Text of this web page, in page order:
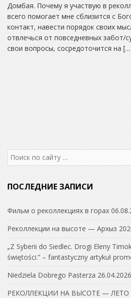
Домбая. Почему я участвую в
всего помогает мне сблизится с
контакт, навести порядок своих
отвлечься от повседневных забот/
свои вопросы, сосредоточится на
Search
for:
ПОСЛЕДНИЕ ЗАПИСИ
Фильм о реколлекциях в горах
Реколлекции на высоте — Архыз
„Z Syberii do Siedlec. Drogi Eleny
świętości.” – fantastyczny artykuł
Niedziela Dobrego Pasterza 26.04.2026
РЕКОЛЛЕКЦИИ НА ВЫСОТЕ — ЛЕТО